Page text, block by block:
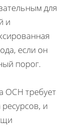
для
и
если он
порог.
ОСН требует
и